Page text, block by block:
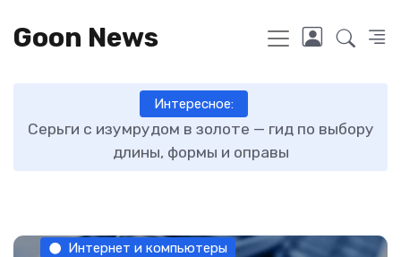
Goon News
Интересное:
Серьги с изумрудом в золоте — гид по выбору
длины, формы и оправы
Интернет и компьютеры